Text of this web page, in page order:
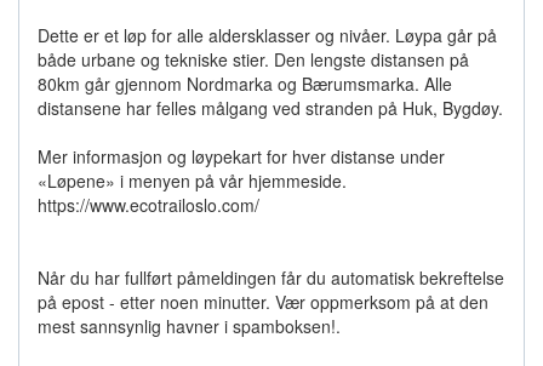
Dette er et løp for alle aldersklasser og nivåer. Løypa går på
både urbane og tekniske stier. Den lengste distansen på
80km går gjennom Nordmarka og Bærumsmarka. Alle
distansene har felles målgang ved stranden på Huk, Bygdøy.
Mer informasjon og løypekart for hver distanse under
«Løpene» i menyen på vår hjemmeside.
https://www.ecotrailoslo.com/
Når du har fullført påmeldingen får du automatisk bekreftelse
på epost - etter noen minutter. Vær oppmerksom på at den
mest sannsynlig havner i spamboksen!.